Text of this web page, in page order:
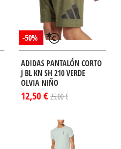
-50%
ADIDAS PANTALÓN CORTO
J BL KN SH 210 VERDE
OLVIA NIÑO
12,50 € 25,00 €